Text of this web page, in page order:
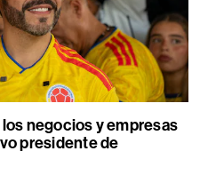
negocios y empresas
presidente de